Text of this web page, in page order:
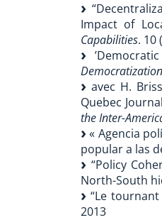
Impact of
Capabilities. 10
Democratization
avec H.
Quebec
the Inter-
« Agencia
popular a las
“Policy
North-South
“Le tournant
2013